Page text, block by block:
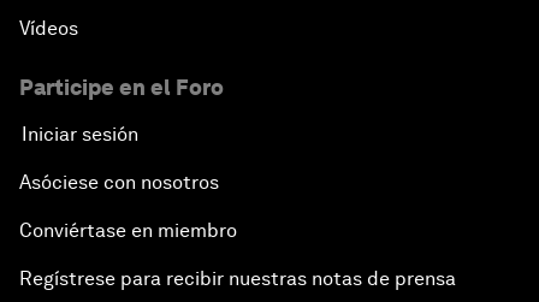
Vídeos
Participe en el Foro
Iniciar sesión
Asóciese con nosotros
Conviértase en miembro
Regístrese para recibir nuestras notas de prensa